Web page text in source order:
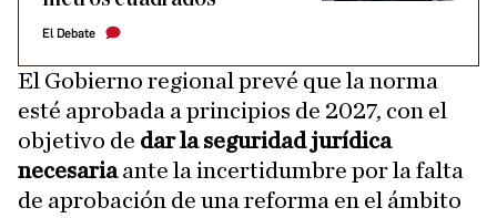
El Debate
El Gobierno regional prevé que la norma
esté aprobada a principios de 2027, con el
objetivo de dar la seguridad jurídica
necesariaante la incertidumbre por la falta
de aprobación de una reforma en el ámbito